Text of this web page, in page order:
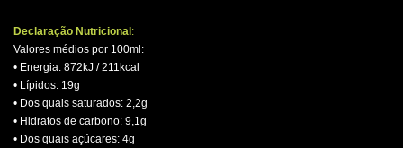
Declaração Nutricional :
Valores médios por 100ml:
• Energia: 872kJ / 211kcal
• Lípidos: 19g
• Dos quais saturados: 2,2g
• Hidratos de carbono: 9,1g
• Dos quais açúcares: 4g